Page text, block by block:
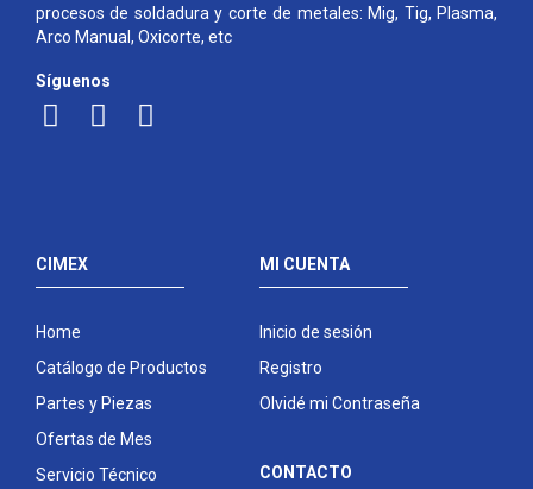
procesos de soldadura y corte de metales: Mig, Tig, Plasma,
Arco Manual, Oxicorte, etc
Síguenos
CIMEX
Home
Catálogo de Productos
Partes y Piezas
Ofertas de Mes
Servicio Técnico
MI CUENTA
Inicio de sesión
Registro
Olvidé mi Contraseña
CONTACTO